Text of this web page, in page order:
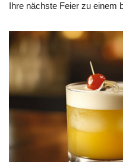
Ihre nächste Feier zu einem